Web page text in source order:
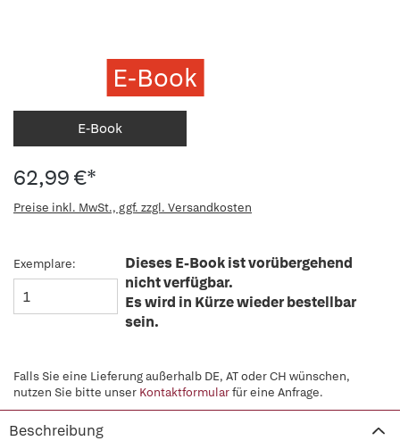
E-Book
E-Book
62,99 €*
Preise inkl. MwSt., ggf. zzgl. Versandkosten
Exemplare:
Dieses E-Book ist vorübergehend
nicht verfügbar.
Es wird in Kürze wieder bestellbar
sein.
Falls Sie eine Lieferung außerhalb DE, AT oder CH wünschen,
nutzen Sie bitte unser Kontaktformularfür eine Anfrage.
Beschreibung